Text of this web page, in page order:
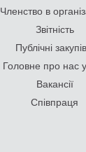
Членство в
Звітність
Публічні
Головне про нас
Вакансії
Співпраця